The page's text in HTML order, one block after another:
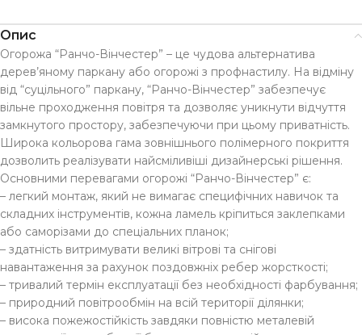
Опис
Огорожа “Ранчо-Вінчестер” – це чудова альтернатива
дерев’яному паркану або огорожі з профнастилу. На відміну
від “суцільного” паркану, “Ранчо-Вінчестер” забезпечує
вільне проходження повітря та дозволяє уникнути відчуття
замкнутого простору, забезпечуючи при цьому приватність.
Широка кольорова гама зовнішнього полімерного покриття
дозволить реалізувати найсміливіші дизайнерські рішення.
Основними перевагами огорожі “Ранчо-Вінчестер” є:
– легкий монтаж, який не вимагає специфічних навичок та
складних інструментів, кожна ламель кріпиться заклепками
або саморізами до спеціальних планок;
– здатність витримувати великі вітрові та снігові
навантаження за рахунок поздовжніх ребер жорсткості;
– тривалий термін експлуатації без необхідності фарбування;
– природний повітрообмін на всій території ділянки;
– висока пожежостійкість завдяки повністю металевій